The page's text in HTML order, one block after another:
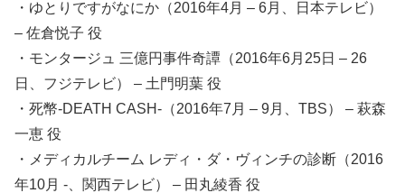
・ゆとりですがなにか（2016年4月 – 6月、日本テレビ）
– 佐倉悦子 役
・モンタージュ 三億円事件奇譚（2016年6月25日 – 26
日、フジテレビ） – 土門明葉 役
・死幣-DEATH CASH-（2016年7月 – 9月、TBS） – 萩森
一恵 役
・メディカルチーム レディ・ダ・ヴィンチの診断（2016
年10月 -、関西テレビ） – 田丸綾香 役